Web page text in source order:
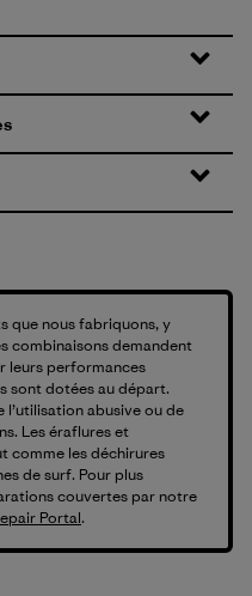
que nous fabriquons, y
combinaisons demandent
leurs performances
sont dotées au départ.
l’utilisation abusive ou de
Les éraflures et
comme les déchirures
de surf. Pour plus
couvertes par notre
Portal.